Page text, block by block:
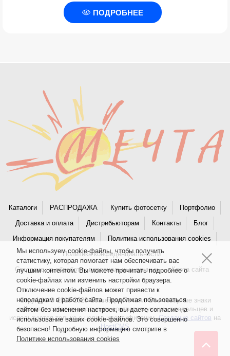
ПОДРОБНЕЕ
Каталоги РАСПРОДАЖА Купить фотосетку
Портфолио
Доставка и оплата
Дистрибьюторам Контакты
Блог
Информация покупателям
Политика использования cookies
Политика конфиденциальности
Согласие на обработку персональных данных
Карта сайта
Copyright © 2010-2026 СозвездиеПечати. Все товарные знаки
являются собственностью их соответствующих владельцев и
используются только с целью идентификации.Создание сайтов на
HostCMS
Мы используем cookie-файлы, чтобы получить
статистику, которая помогает нам обеспечивать вас
лучшим контентом. Вы можете прочитать подробнее о
cookie-файлах или изменить настройки браузера.
Отключение cookie-файлов может привести к
неполадкам в работе сайта. Продолжая пользоваться
сайтом без изменения настроек, вы даете согласие на
использование ваших cookie-файлов. Это совершенно
безопасно! Подробную информацию смотрите в
Политике использования cookies